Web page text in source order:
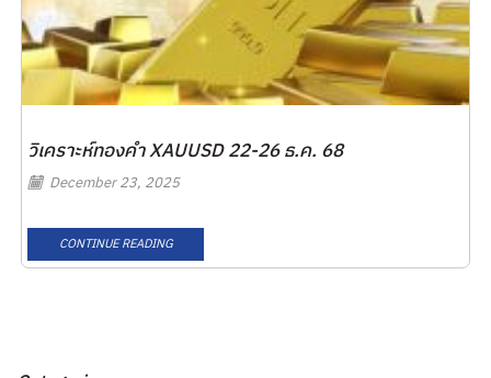
วิเคราะห์ทองคำ XAUUSD 22-26 ธ.ค. 68
December 23, 2025
CONTINUE READING